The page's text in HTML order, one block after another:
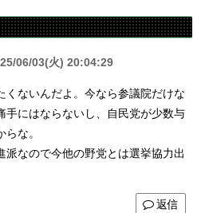
06/03(火) 20:04:29
くないんだよ。今なら参議院だけな
手にはならないし、自民党が少数与
な。
派なので今他の野党とは選挙協力出
返信